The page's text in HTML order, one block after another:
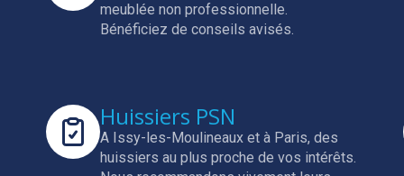
meublée non professionnelle.
Bénéficiez de conseils avisés.
Huissiers PSN
A Issy-les-Moulineaux et à Paris, des
huissiers au plus proche de vos intérêts.